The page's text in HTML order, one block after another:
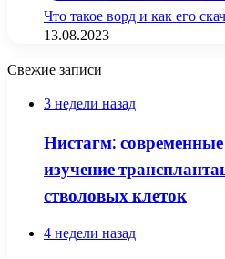
Что такое ворд и как его
13.08.2023
Свежие записи
3 недели назад
Нистагм:
изучение
стволовых клеток
4 недели назад